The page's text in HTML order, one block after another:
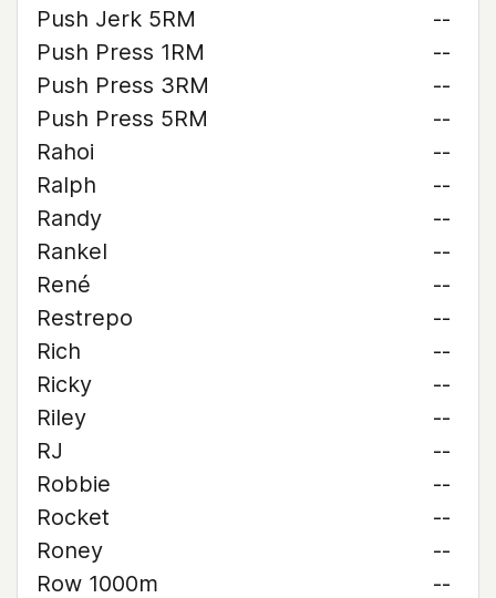
Push Jerk 5RM
--
Push Press 1RM
--
Push Press 3RM
--
Push Press 5RM
--
Rahoi
--
Ralph
--
Randy
--
Rankel
--
René
--
Restrepo
--
Rich
--
Ricky
--
Riley
--
RJ
--
Robbie
--
Rocket
--
Roney
--
Row 1000m
--